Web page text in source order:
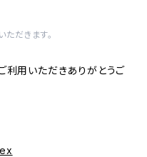
だきます。
利用いただきありがとうご